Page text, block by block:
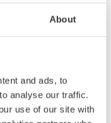
About
and ads, to
analyse our traffic.
use of our site with
zodat ze
het
Maritieme
Land. Naast de
van een